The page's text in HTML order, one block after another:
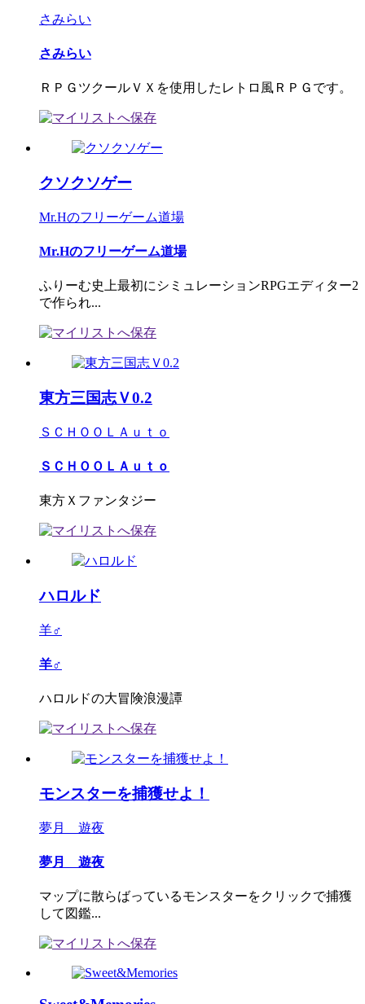
さみらい
さみらい
ＲＰＧツクールＶＸを使用したレトロ風ＲＰＧです。
クソクソゲー
Mr.Hのフリーゲーム道場
Mr.Hのフリーゲーム道場
ふりーむ史上最初にシミュレーションRPGエディター2
で作られ...
東方三国志Ｖ0.2
ＳＣＨＯＯＬＡｕｔｏ
ＳＣＨＯＯＬＡｕｔｏ
東方Ｘファンタジー
ハロルド
羊♂
羊♂
ハロルドの大冒険浪漫譚
モンスターを捕獲せよ！
夢月 遊夜
夢月 遊夜
マップに散らばっているモンスターをクリックで捕獲
して図鑑...